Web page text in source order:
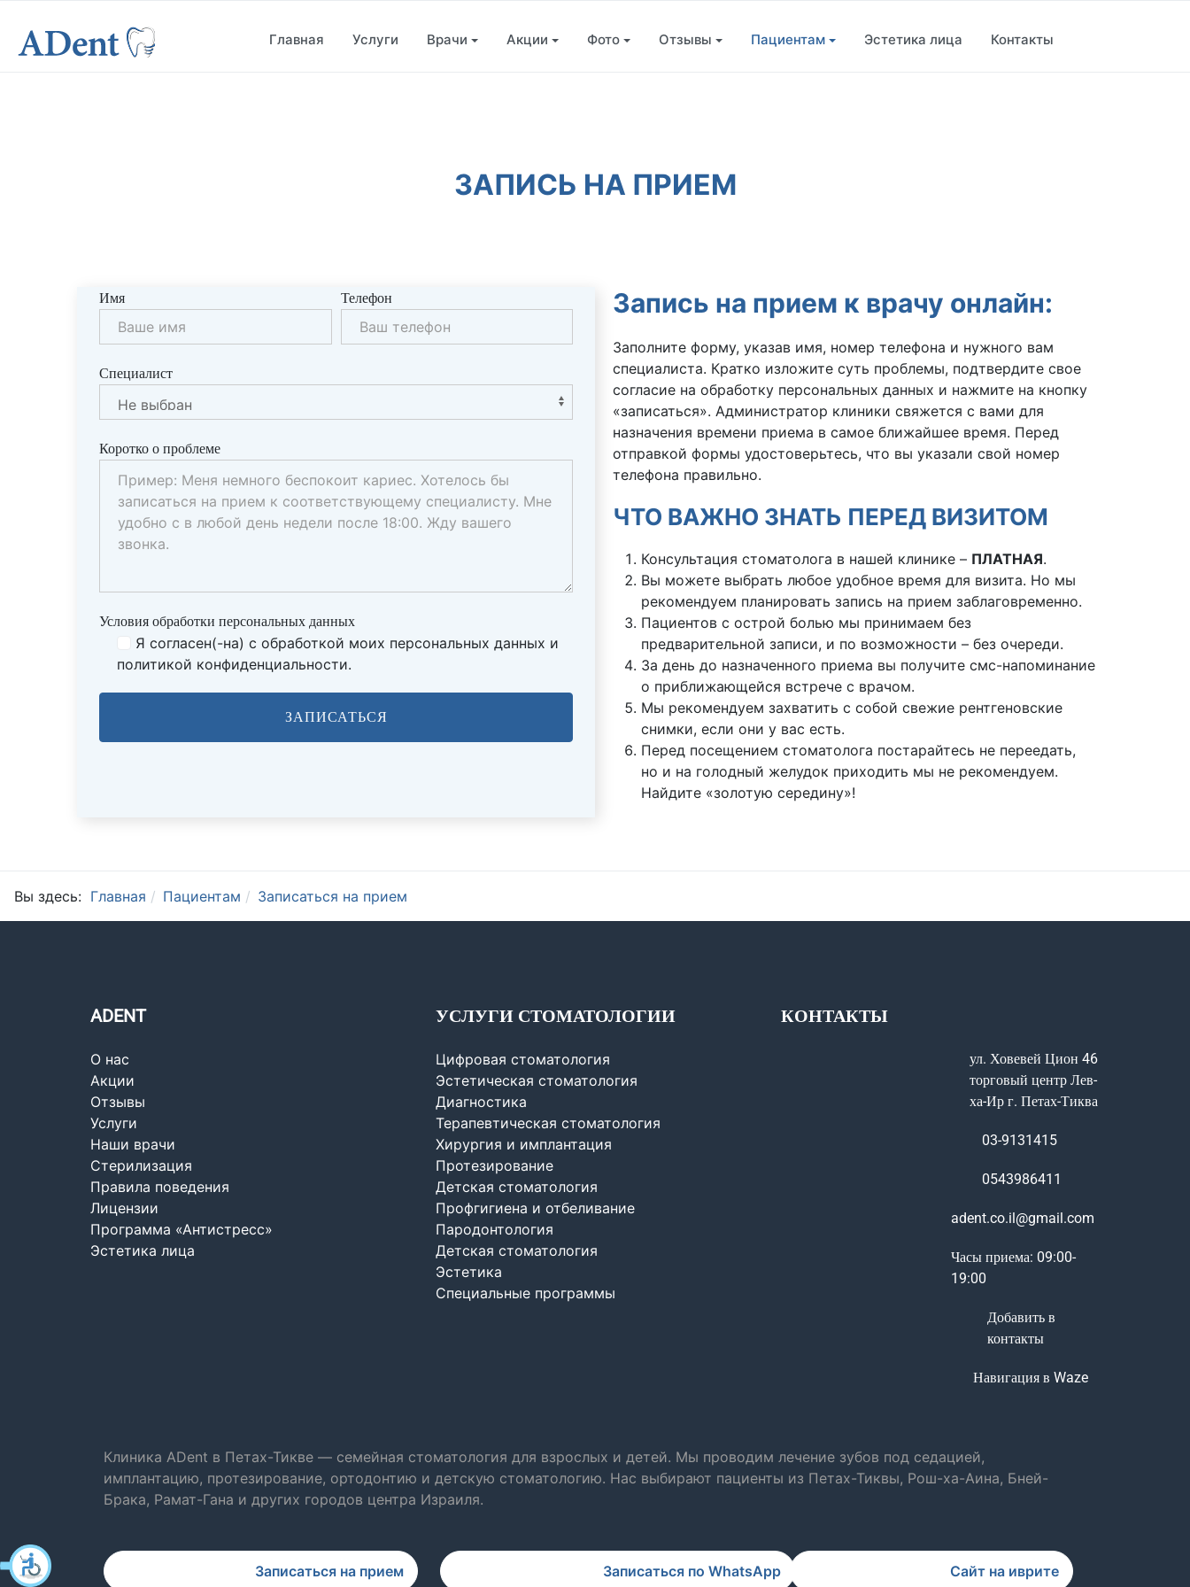
Главная Услуги Врачи Акции Фото Отзывы Пациентам Эстетика лица Контакты
ЗАПИСЬ НА ПРИЕМ
Имя Телефон
Специалист
Коротко о проблеме
Условия обработки персональных данных
Я согласен(-на) с обработкой моих персональных данных и
политикой конфиденциальности.
ЗАПИСАТЬСЯ
Запись на прием к врачу онлайн:
Заполните форму, указав имя, номер телефона и нужного вам
специалиста. Кратко изложите суть проблемы, подтвердите свое
согласие на обработку персональных данных и нажмите на кнопку
«записаться». Администратор клиники свяжется с вами для
назначения времени приема в самое ближайшее время. Перед
отправкой формы удостоверьтесь, что вы указали свой номер
телефона правильно.
ЧТО ВАЖНО ЗНАТЬ ПЕРЕД ВИЗИТОМ
Консультация стоматолога в нашей клинике – ПЛАТНАЯ.
Вы можете выбрать любое удобное время для визита. Но мы
рекомендуем планировать запись на прием заблаговременно.
Пациентов с острой болью мы принимаем без
предварительной записи, и по возможности – без очереди.
За день до назначенного приема вы получите смс-напоминание
о приближающейся встрече с врачом.
Мы рекомендуем захватить с собой свежие рентгеновские
снимки, если они у вас есть.
Перед посещением стоматолога постарайтесь не переедать,
но и на голодный желудок приходить мы не рекомендуем.
Найдите «золотую середину»!
Вы здесь: Главная Пациентам Записаться на прием
ADENT
О нас
Акции
Отзывы
Услуги
Наши врачи
Стерилизация
Правила поведения
Лицензии
Программа «Антистресс»
Эстетика лица
УСЛУГИ СТОМАТОЛОГИИ
Цифровая стоматология
Эстетическая стоматология
Диагностика
Терапевтическая стоматология
Хирургия и имплантация
Протезирование
Детская стоматология
Профгигиена и отбеливание
Пародонтология
Детская стоматология
Эстетика
Специальные программы
КОНТАКТЫ
ул. Ховевей Цион 46
торговый центр Лев-
ха-Ир г. Петах-Тиква
03-9131415
0543986411
adent.co.il@gmail.com
Часы приема: 09:00-
19:00
Добавить в
контакты
Навигация в Waze
Клиника ADent в Петах-Тикве — семейная стоматология для взрослых и детей. Мы проводим лечение зубов под седацией,
имплантацию, протезирование, ортодонтию и детскую стоматологию. Нас выбирают пациенты из Петах-Тиквы, Рош-ха-Аина, Бней-
Брака, Рамат-Гана и других городов центра Израиля.
Записаться на прием Записаться по WhatsApp Сайт на иврите